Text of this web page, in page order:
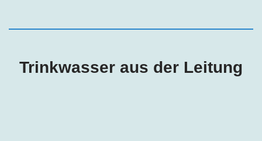
Trinkwasser aus der Leitung